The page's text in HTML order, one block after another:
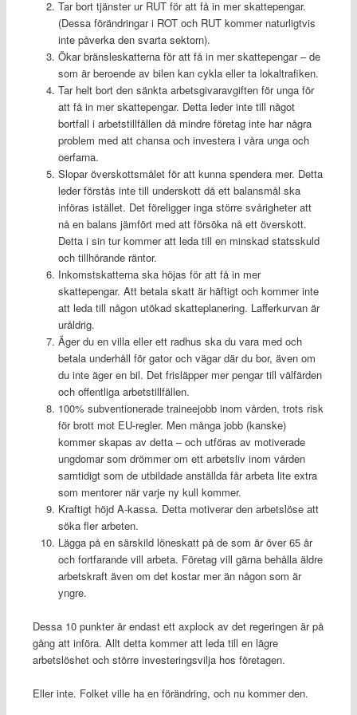
Tar bort tjänster ur RUT för att få in mer skattepengar.
(Dessa förändringar i ROT och RUT kommer naturligtvis
inte påverka den svarta sektorn).
Ökar bränsleskatterna för att få in mer skattepengar – de
som är beroende av bilen kan cykla eller ta lokaltrafiken.
Tar helt bort den sänkta arbetsgivaravgiften för unga för
att få in mer skattepengar. Detta leder inte till något
bortfall i arbetstillfällen då mindre företag inte har några
problem med att chansa och investera i våra unga och
oerfarna.
Slopar överskottsmålet för att kunna spendera mer. Detta
leder förstås inte till underskott då ett balansmål ska
införas istället. Det föreligger inga större svårigheter att
nå en balans jämfört med att försöka nå ett överskott.
Detta i sin tur kommer att leda till en minskad statsskuld
och tillhörande räntor.
Inkomstskatterna ska höjas för att få in mer
skattepengar. Att betala skatt är häftigt och kommer inte
att leda till någon utökad skatteplanering. Lafferkurvan är
uråldrig.
Äger du en villa eller ett radhus ska du vara med och
betala underhåll för gator och vägar där du bor, även om
du inte äger en bil. Det frisläpper mer pengar till välfärden
och offentliga arbetstillfällen.
100% subventionerade traineejobb inom vården, trots risk
för brott mot EU-regler. Men många jobb (kanske)
kommer skapas av detta – och utföras av motiverade
ungdomar som drömmer om ett arbetsliv inom vården
samtidigt som de utbildade anställda får arbeta lite extra
som mentorer när varje ny kull kommer.
Kraftigt höjd A-kassa. Detta motiverar den arbetslöse att
söka fler arbeten.
Lägga på en särskild löneskatt på de som är över 65 år
och fortfarande vill arbeta. Företag vill gärna behålla äldre
arbetskraft även om det kostar mer än någon som är
yngre.
Dessa 10 punkter är endast ett axplock av det regeringen är på
gång att införa. Allt detta kommer att leda till en lägre
arbetslöshet och större investeringsvilja hos företagen.
Eller inte. Folket ville ha en förändring, och nu kommer den.